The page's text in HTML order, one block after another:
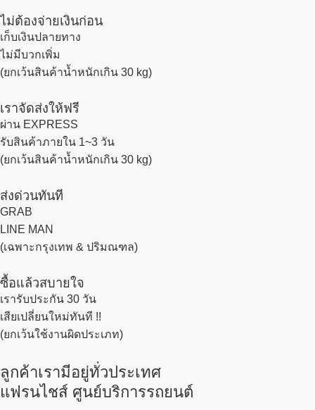
ไม่ต้องจ่ายเงินก่อน
เก็บเงินปลายทาง
ไม่มีบวกเพิ่ม
(ยกเว้นสินค้าน้ำหนักเกิน 30 kg)
เราจัดส่งให้ฟรี
ผ่าน EXPRESS
รับสินค้าภายใน 1~3 วัน
(ยกเว้นสินค้าน้ำหนักเกิน 30 kg)
ส่งด่วนทันที
GRAB
LINE MAN
(เฉพาะกรุงเทพ & ปริมณฑล)
ซื้อแล้วสบายใจ
เรารับประกัน 30 วัน
เสียเปลี่ยนใหม่ทันที !!
(ยกเว้นใช้งานผิดประเภท)
ลูกค้าเรามีอยู่ทั่วประเทศ
แฟรนไชส์ ศูนย์บริการรถยนต์